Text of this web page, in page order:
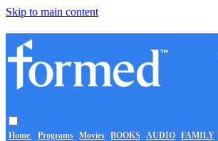
Skip to main content
Home Programs Movies BOOKS AUDIO FAMILY